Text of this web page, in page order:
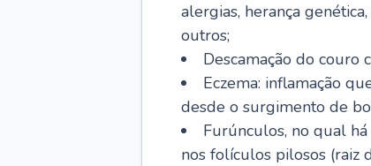
alergias, herança
outros;
Descamação do couro
Eczema: inflamação
desde o surgimento de
Furúnculos, no qual
nos folículos pilosos (raiz